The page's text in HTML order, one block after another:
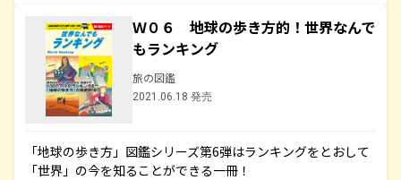
Ｗ０６ 地球の歩き方的！世界なんで
もランキング
旅の図鑑
2021.06.18 発売
「地球の歩き方」図鑑シリーズ第6弾はランキングをとおして
「世界」の今を知ることができる一冊！